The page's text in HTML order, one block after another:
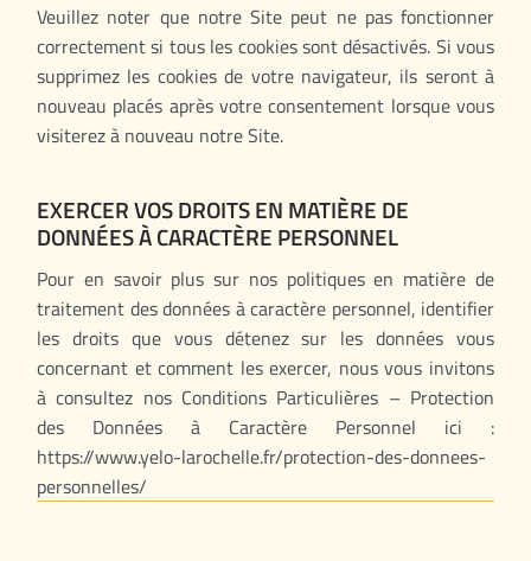
Veuillez noter que notre Site peut ne pas fonctionner
correctement si tous les cookies sont désactivés. Si vous
supprimez les cookies de votre navigateur, ils seront à
nouveau placés après votre consentement lorsque vous
visiterez à nouveau notre Site.
EXERCER VOS DROITS EN MATIÈRE DE
DONNÉES À CARACTÈRE PERSONNEL
Pour en savoir plus sur nos politiques en matière de
traitement des données à caractère personnel, identifier
les droits que vous détenez sur les données vous
concernant et comment les exercer, nous vous invitons
à consultez nos Conditions Particulières – Protection
des Données à Caractère Personnel ici :
https://www.yelo-larochelle.fr/protection-des-donnees-
personnelles/